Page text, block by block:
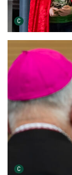
C Urheber der Grafik:
C